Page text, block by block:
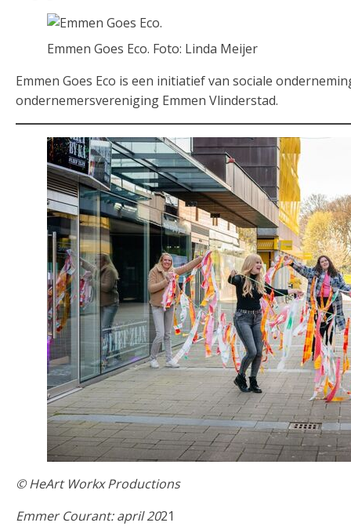
Emmen Goes Eco. Foto: Linda Meijer
Emmen Goes Eco is een initiatief van sociale
ondernemersvereniging Emmen Vlinderstad.
© HeArt Workx Productions
Emmer Courant: april 2021